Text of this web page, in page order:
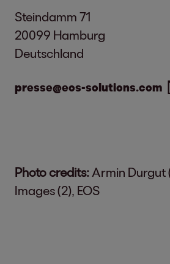
Steindamm 71
20099 Hamburg
Deutschland
presse@eos-solutions.com
Photo credits: Armin Durgut
Images (2), EOS